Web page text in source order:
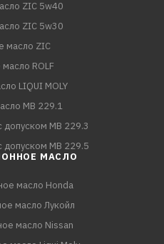
ZIC 5w40
ZIC 5w30
масло ZIC
ROLF
LIQUI MOLY
MB 229.1
MB 229.3
MB 229.5
МАСЛО
масло Honda
масло Лукойл
масло Nissan